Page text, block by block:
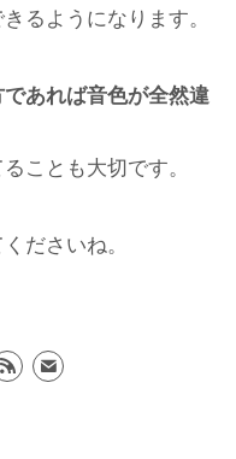
るようになります。
あれば音色が全然違
ことも大切です。
ださいね。